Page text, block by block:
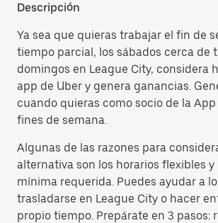
Descripción
Ya sea que quieras trabajar el fin de
tiempo parcial, los sábados cerca de
domingos en League City, considera
app de Uber y genera ganancias.
cuando quieras como socio de la
fines de semana.
Algunas de las razones para
alternativa son los horarios flexibles
mínima requerida. Puedes ayudar a
trasladarse en League City o hacer
propio tiempo. Prepárate en 3 pasos: